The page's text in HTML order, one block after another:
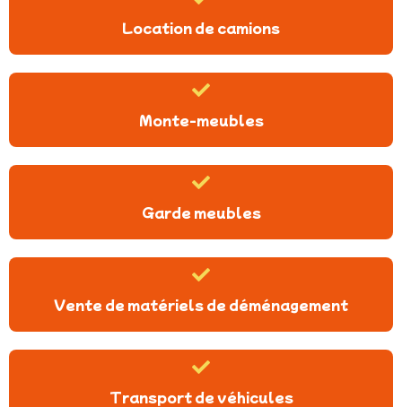
Location de camions
Monte-meubles
Garde meubles
Vente de matériels de déménagement
Transport de véhicules